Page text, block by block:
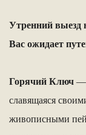
Утренний выезд
Вас ожидает
Горячий Ключ —
славящаяся
живописными